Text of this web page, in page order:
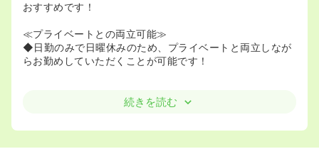
おすすめです！
≪プライベートとの両立可能≫
◆日勤のみで日曜休みのため、プライベートと両立しなが
らお勤めしていただくことが可能です！
続きを読む